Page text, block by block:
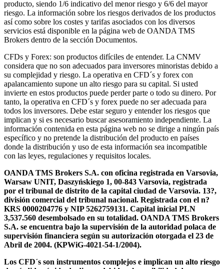
producto, siendo 1/6 indicativo del menor riesgo y 6/6 del mayor
riesgo. La información sobre los riesgos derivados de los productos
así como sobre los costes y tarifas asociados con los diversos
servicios está disponible en la página web de OANDA TMS
Brokers dentro de la sección Documentos.
CFDs y Forex: son productos difíciles de entender. La CNMV
considera que no son adecuados para inversores minoristas debido a
su complejidad y riesgo. La operativa en CFD´s y forex con
apalancamiento supone un alto riesgo para su capital. Si usted
invierte en estos productos puede perder parte o todo su dinero. Por
tanto, la operativa en CFD´s y forex puede no ser adecuada para
todos los inversores. Debe estar seguro y entender los riesgos que
implican y si es necesario buscar asesoramiento independiente. La
información contenida en esta página web no se dirige a ningún país
específico y no pretende la distribución del producto en países
donde la distribución y uso de esta información sea incompatible
con las leyes, regulaciones y requisitos locales.
OANDA TMS Brokers S.A. con oficina registrada en Varsovia,
Warsaw UNIT, Daszyńskiego 1, 00-843 Varsovia, registrada
por el tribunal de distrito de la capital ciudad de Varsovia. 13?,
división comercial del tribunal nacional. Registrada con el n?
KRS 0000204776 y NIP 5262759131. Capital inicial PLN
3,537.560 desembolsado en su totalidad. OANDA TMS Brokers
S.A. se encuentra bajo la supervisión de la autoridad polaca de
supervisión financiera según su autorización otorgada el 23 de
Abril de 2004. (KPWiG-4021-54-1/2004).
Los CFD´s son instrumentos complejos e implican un alto riesgo